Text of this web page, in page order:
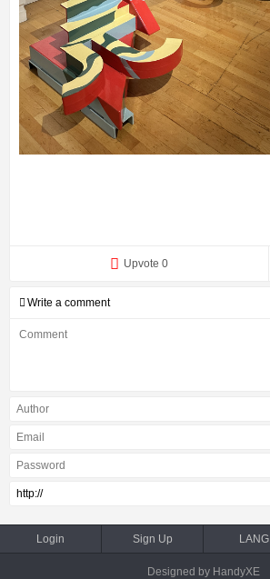
Upvote 0
Write a comment
Login Sign Up LANG
Designed by HandyXE